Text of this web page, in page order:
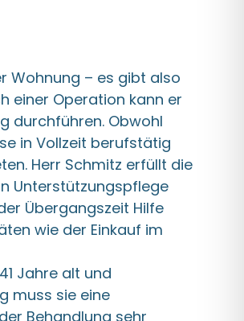
Wohnung – es gibt also
einer Operation kann er
durchführen. Obwohl
in Vollzeit berufstätig
Herr Schmitz erfüllt die
Unterstützungspflege
Übergangszeit Hilfe
wie der Einkauf im
Jahre alt und
muss sie eine
Behandlung sehr